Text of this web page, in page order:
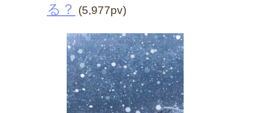
る？ (5,977pv)